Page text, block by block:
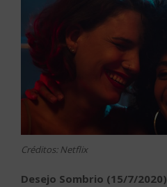
Créditos: Netflix
Desejo Sombrio (15/7/2020)